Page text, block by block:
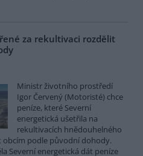
za rekultivaci rozdělit
Ministr životního prostředí
Igor Červený (Motoristé) chce
peníze, které Severní
energetická ušetřila na
rekultivacích hnědouhelného
obcím podle původní dohody.
Severní energetická dát peníze